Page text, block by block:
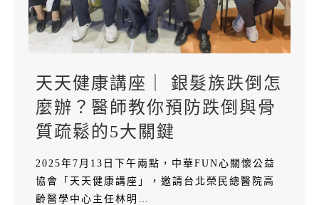
天天健康講座｜ 銀髮族跌倒怎
麼辦？醫師教你預防跌倒與骨
質疏鬆的5大關鍵
2025年7月13日下午兩點，中華FUN心關懷公益
協會「天天健康講座」，邀請台北榮民總醫院高
齡醫學中心主任林明…